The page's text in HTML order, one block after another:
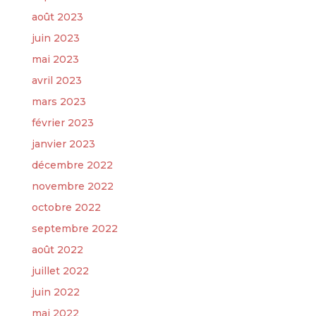
août 2023
juin 2023
mai 2023
avril 2023
mars 2023
février 2023
janvier 2023
décembre 2022
novembre 2022
octobre 2022
septembre 2022
août 2022
juillet 2022
juin 2022
mai 2022